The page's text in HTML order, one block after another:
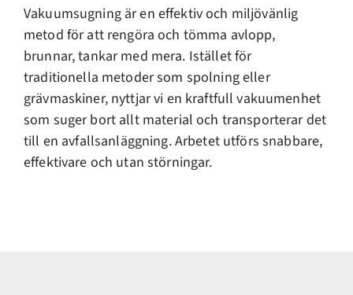
Vakuumsugning är en effektiv och miljövänlig
metod för att rengöra och tömma avlopp,
brunnar, tankar med mera. Istället för
traditionella metoder som spolning eller
grävmaskiner, nyttjar vi en kraftfull vakuumenhet
som suger bort allt material och transporterar det
till en avfallsanläggning. Arbetet utförs snabbare,
effektivare och utan störningar.